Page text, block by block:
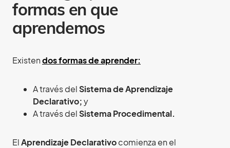
formas en que
aprendemos
Existendos formas de aprender:
A través delSistema de Aprendizaje
Declarativo;y
A través delSistema Procedimental.
ElAprendizaje Declarativocomienza en el